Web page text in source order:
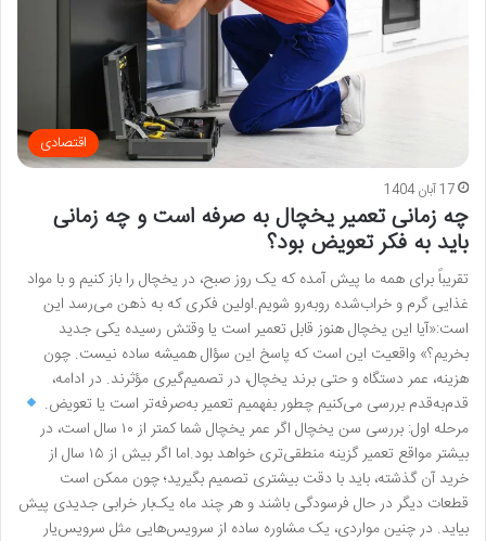
اقتصادی
17 آبان 1404
چه زمانی تعمیر یخچال به صرفه است و چه زمانی
باید به فکر تعویض بود؟
تقریباً برای همه‌ ما پیش آمده که یک روز صبح، در یخچال را باز کنیم و با مواد
غذایی گرم و خراب‌شده روبه‌رو شویم.اولین فکری که به ذهن می‌رسد این
است:«آیا این یخچال هنوز قابل تعمیر است یا وقتش رسیده یکی جدید
بخریم؟» واقعیت این است که پاسخ این سؤال همیشه ساده نیست. چون
هزینه، عمر دستگاه و حتی برند یخچال، در تصمیم‌گیری مؤثرند. در ادامه،
قدم‌به‌قدم بررسی می‌کنیم چطور بفهمیم تعمیر به‌صرفه‌تر است یا تعویض.
مرحله اول: بررسی سن یخچال اگر عمر یخچال شما کمتر از ۱۰ سال است، در
بیشتر مواقع تعمیر گزینه منطقی‌تری خواهد بود.اما اگر بیش از ۱۵ سال از
خرید آن گذشته، باید با دقت بیشتری تصمیم بگیرید؛ چون ممکن است
قطعات دیگر در حال فرسودگی باشند و هر چند ماه یک‌بار خرابی جدیدی پیش
بیاید. در چنین مواردی، یک مشاوره ساده از سرویس‌هایی مثل سرویس‌یار